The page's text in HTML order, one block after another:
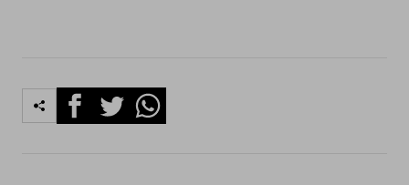
FacebookTwitterWhatsapp